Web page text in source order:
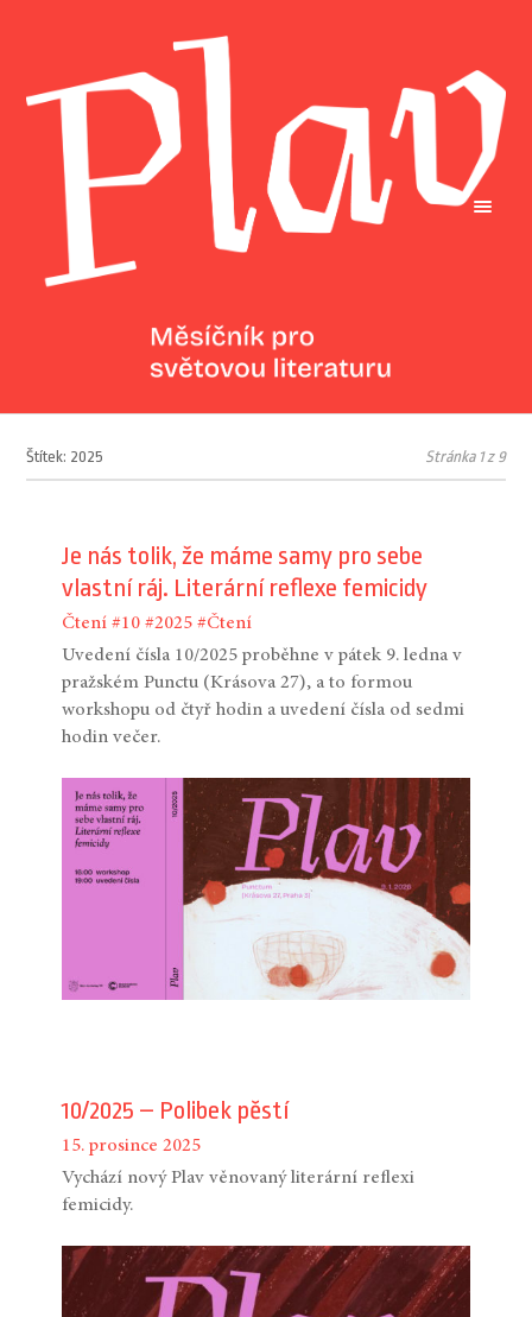
Štítek: 2025 Stránka 1 z 9
Je nás tolik, že máme samy pro sebe
vlastní ráj. Literární reflexe femicidy
Čtení #10 #2025 #Čtení
Uvedení čísla 10/2025 proběhne v pátek 9. ledna v
pražském Punctu (Krásova 27), a to formou
workshopu od čtyř hodin a uvedení čísla od sedmi
hodin večer.
10/2025 – Polibek pěstí
15. prosince 2025
Vychází nový Plav věnovaný literární reflexi
femicidy.